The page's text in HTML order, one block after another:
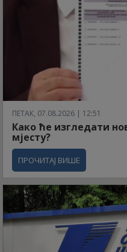
ПЕТАК, 07.08.2026 | 12:51
Како ће изгледати
мјесту?
ПРОЧИТАЈ ВИШЕ